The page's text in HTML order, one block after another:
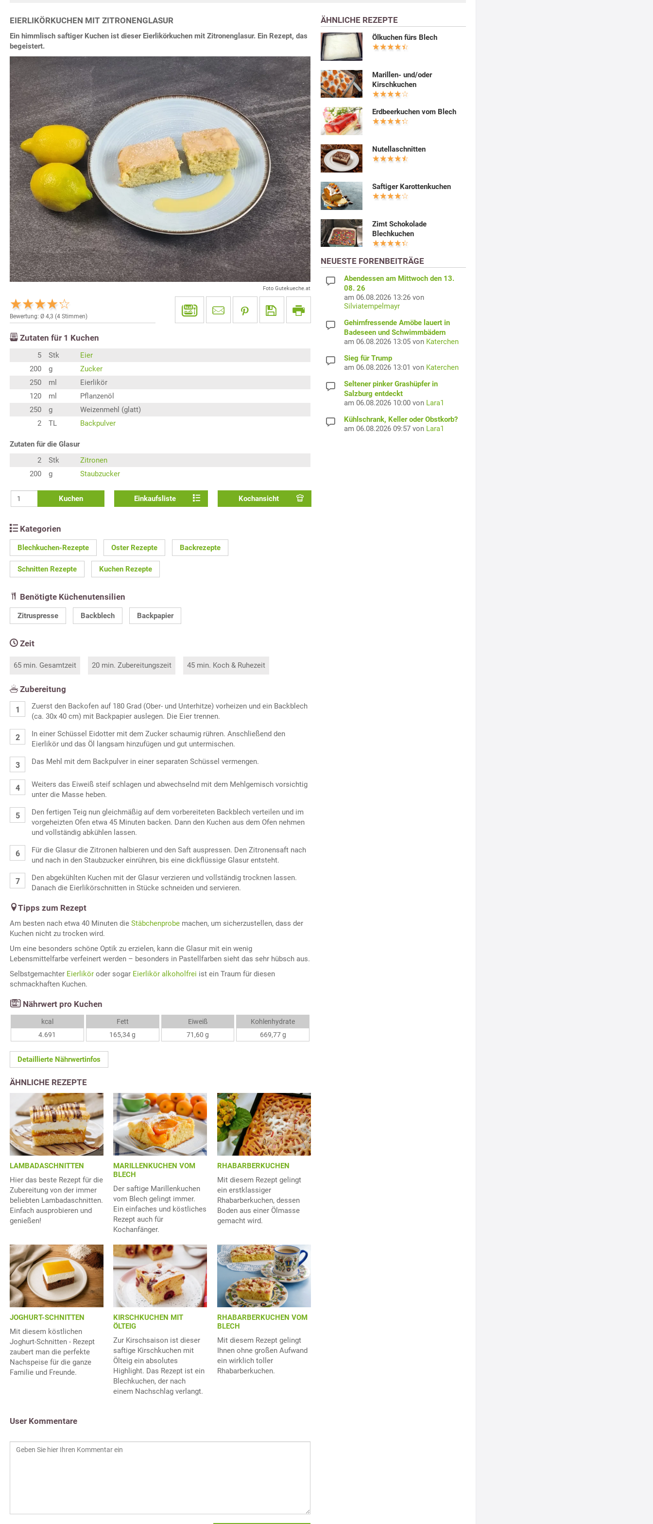
EIERLIKÖRKUCHEN MIT ZITRONENGLASUR
Ein himmlisch saftiger Kuchen ist dieser Eierlikörkuchen mit Zitronenglasur. Ein Rezept, das
begeistert.
Foto Gutekueche.at
Bewertung: Ø 4,3 (4 Stimmen)
Zutaten für 1 Kuchen
5 Stk
Eier
200
g
Zucker
250
ml
Eierlikör
120
ml
Pflanzenöl
250
g
Weizenmehl (glatt)
2
TL Backpulver
Zutaten für die Glasur
2
Stk
Zitronen
200
g Staubzucker
Kuchen Einkaufsliste Kochansicht
Kategorien
Blechkuchen-Rezepte Oster Rezepte Backrezepte
Schnitten Rezepte Kuchen Rezepte
Benötigte Küchenutensilien
Zitruspresse Backblech Backpapier
Zeit
65 min. Gesamtzeit 20 min. Zubereitungszeit 45 min. Koch & Ruhezeit
Zubereitung
Zuerst den Backofen auf 180 Grad (Ober- und Unterhitze) vorheizen und ein Backblech
(ca. 30x 40 cm) mit Backpapier auslegen. Die Eier trennen.
In einer Schüssel Eidotter mit dem Zucker schaumig rühren. Anschließend den
Eierlikör und das Öl langsam hinzufügen und gut untermischen.
Das Mehl mit dem Backpulver in einer separaten Schüssel vermengen.
Weiters das Eiweiß steif schlagen und abwechselnd mit dem Mehlgemisch vorsichtig
unter die Masse heben.
Den fertigen Teig nun gleichmäßig auf dem vorbereiteten Backblech verteilen und im
vorgeheizten Ofen etwa 45 Minuten backen. Dann den Kuchen aus dem Ofen nehmen
und vollständig abkühlen lassen.
Für die Glasur die Zitronen halbieren und den Saft auspressen. Den Zitronensaft nach
und nach in den Staubzucker einrühren, bis eine dickflüssige Glasur entsteht.
Den abgekühlten Kuchen mit der Glasur verzieren und vollständig trocknen lassen.
Danach die Eierlikörschnitten in Stücke schneiden und servieren.
Tipps zum Rezept
Am besten nach etwa 40 Minuten die Stäbchenprobe machen, um sicherzustellen, dass der
Kuchen nicht zu trocken wird.
Um eine besonders schöne Optik zu erzielen, kann die Glasur mit ein wenig
Lebensmittelfarbe verfeinert werden – besonders in Pastellfarben sieht das sehr hübsch aus.
Selbstgemachter Eierlikör oder sogar Eierlikör alkoholfrei ist ein Traum für diesen
schmackhaften Kuchen.
Nährwert pro Kuchen
kcal
4.691
Fett
165,34 g
Eiweiß
71,60 g
Kohlenhydrate
669,77 g
Detaillierte Nährwertinfos
ÄHNLICHE REZEPTE
LAMBADASCHNITTEN
Hier das beste Rezept für die
Zubereitung von der immer
beliebten Lambadaschnitten.
Einfach ausprobieren und
genießen!
MARILLENKUCHEN VOM
BLECH
Der saftige Marillenkuchen
vom Blech gelingt immer.
Ein einfaches und köstliches
Rezept auch für
Kochanfänger.
RHABARBERKUCHEN
Mit diesem Rezept gelingt
ein erstklassiger
Rhabarberkuchen, dessen
Boden aus einer Ölmasse
gemacht wird.
JOGHURT-SCHNITTEN
Mit diesem köstlichen
Joghurt-Schnitten - Rezept
zaubert man die perfekte
Nachspeise für die ganze
Familie und Freunde.
KIRSCHKUCHEN MIT
ÖLTEIG
Zur Kirschsaison ist dieser
saftige Kirschkuchen mit
Ölteig ein absolutes
Highlight. Das Rezept ist ein
Blechkuchen, der nach
einem Nachschlag verlangt.
RHABARBERKUCHEN VOM
BLECH
Mit diesem Rezept gelingt
Ihnen ohne großen Aufwand
ein wirklich toller
Rhabarberkuchen.
User Kommentare
ÄHNLICHE REZEPTE
Ölkuchen fürs Blech
Marillen- und/oder
Kirschkuchen
Erdbeerkuchen vom Blech
Nutellaschnitten
Saftiger Karottenkuchen
Zimt Schokolade
Blechkuchen
NEUESTE FORENBEITRÄGE
Abendessen am Mittwoch den 13.
08. 26
am 06.08.2026 13:26 von
Silviatempelmayr
Gehirnfressende Amöbe lauert in
Badeseen und Schwimmbädern
am 06.08.2026 13:05 von Katerchen
Sieg für Trump
am 06.08.2026 13:01 von Katerchen
Seltener pinker Grashüpfer in
Salzburg entdeckt
am 06.08.2026 10:00 von Lara1
Kühlschrank, Keller oder Obstkorb?
am 06.08.2026 09:57 von Lara1